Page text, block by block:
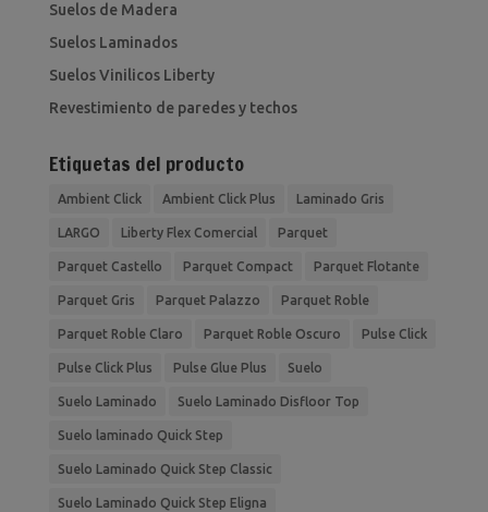
Suelos de Madera
Suelos Laminados
Suelos Vinilicos Liberty
Revestimiento de paredes y techos
Etiquetas del producto
Ambient Click Ambient Click Plus Laminado Gris
LARGO Liberty Flex Comercial Parquet
Parquet Castello Parquet Compact Parquet Flotante
Parquet Gris Parquet Palazzo Parquet Roble
Parquet Roble Claro Parquet Roble Oscuro Pulse Click
Pulse Click Plus Pulse Glue Plus Suelo
Suelo Laminado Suelo Laminado Disfloor Top
Suelo laminado Quick Step
Suelo Laminado Quick Step Classic
Suelo Laminado Quick Step Eligna